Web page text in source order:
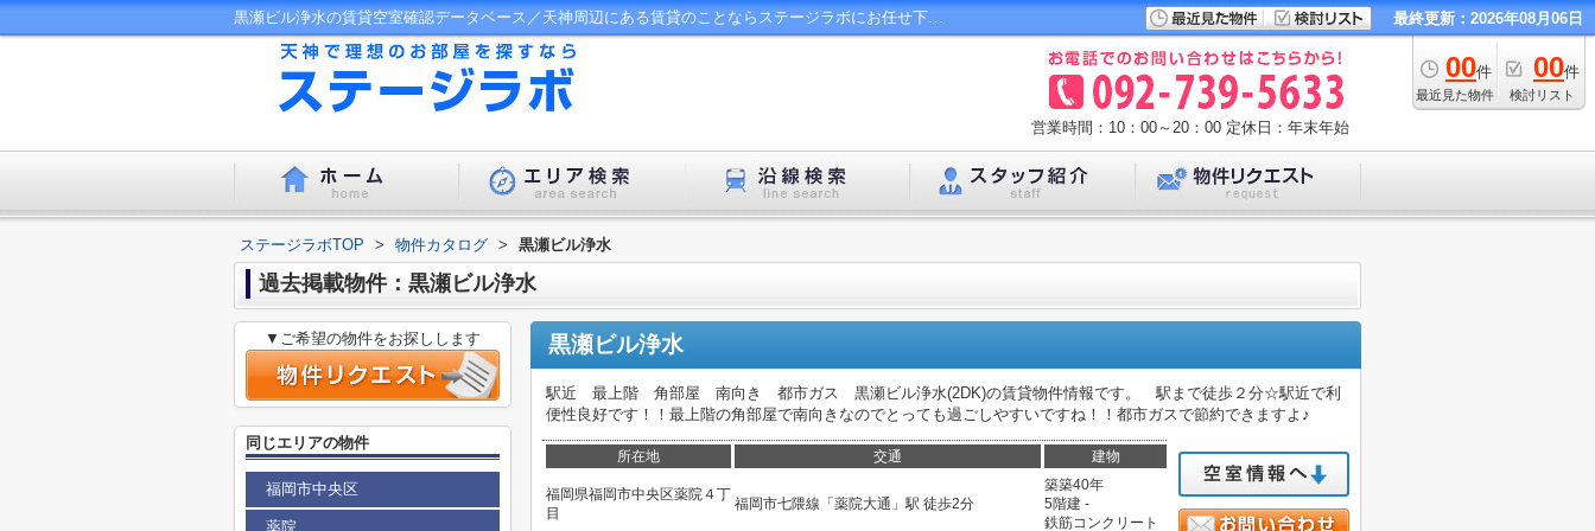
黒瀬ビル浄水の賃貸空室確認データベース／天神周辺にある賃貸のことならステージラボにお任せ下さい！ 最終更新：2026年08月06日
00件
最近見た物件
00件
検討リスト
営業時間：10：00～20：00 定休日：年末年始
ステージラボTOP > 物件カタログ > 黒瀬ビル浄水
過去掲載物件：黒瀬ビル浄水
黒瀬ビル浄水
駅近 最上階 角部屋 南向き 都市ガス 黒瀬ビル浄水(2DK)の賃貸物件情報です。 駅まで徒歩２分☆駅近で利
便性良好です！！最上階の角部屋で南向きなのでとっても過ごしやすいですね！！都市ガスで節約できますよ♪
所在地 交通 建物
福岡県福岡市中央区薬院４丁
目
福岡市七隈線「薬院大通」駅 徒歩2分
築築40年
5階建 -
鉄筋コンクリート
▼ご希望の物件をお探しします
同じエリアの物件
福岡市中央区
薬院